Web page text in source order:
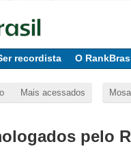
recordista O
Mais acessados
pelo